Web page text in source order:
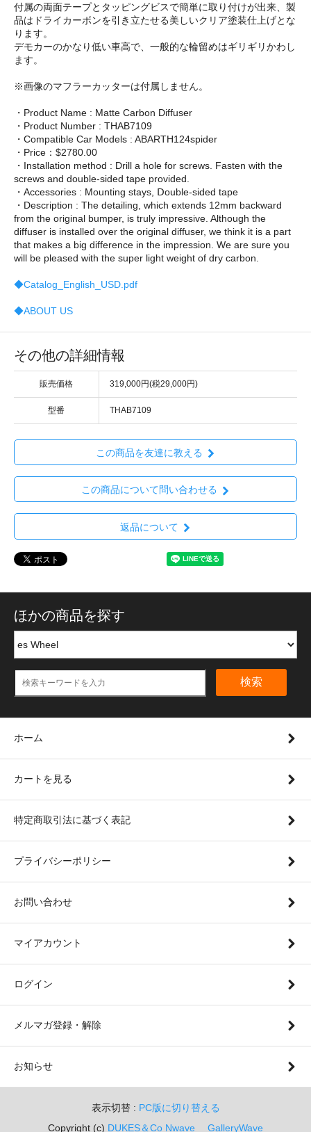
付属の両面テープとタッピングビスで簡単に取り付けが出来、製
品はドライカーボンを引き立たせる美しいクリア塗装仕上げとな
ります。
デモカーのかなり低い車高で、一般的な輪留めはギリギリかわし
ます。
※画像のマフラーカッターは付属しません。
・Product Name : Matte Carbon Diffuser
・Product Number : THAB7109
・Compatible Car Models : ABARTH124spider
・Price：$2780.00
・Installation method : Drill a hole for screws. Fasten with the
screws and double-sided tape provided.
・Accessories : Mounting stays, Ⅾouble-sided tape
・Description : The detailing, which extends 12mm backward
from the original bumper, is truly impressive. Although the
diffuser is installed over the original diffuser, we think it is a part
that makes a big difference in the impression. We are sure you
will be pleased with the super light weight of dry carbon.
◆Catalog_English_USD.pdf
◆ABOUT US
その他の詳細情報
販売価格 319,000円(税29,000円)
型番 THAB7109
この商品を友達に教える
この商品について問い合わせる
返品について
ほかの商品を探す
検索
ホーム
カートを見る
特定商取引法に基づく表記
プライバシーポリシー
お問い合わせ
マイアカウント
ログイン
メルマガ登録・解除
お知らせ
表示切替 : PC版に切り替える
Copyright (c) DUKES＆Co Nwave GalleryWave